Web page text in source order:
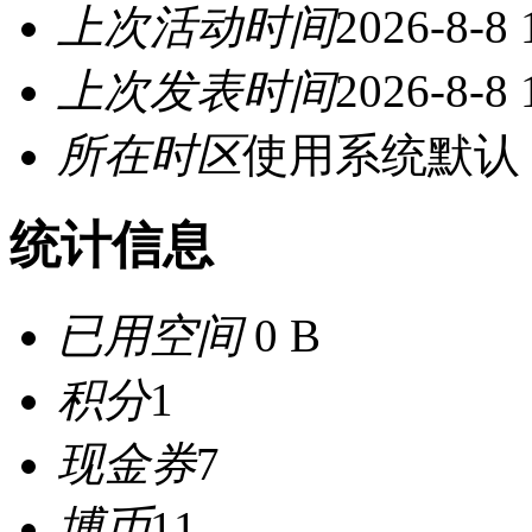
上次活动时间2026-8-8
上次发表时间2026-8-8
所在时区使用系统默认
统计信息
已用空间0 B
积分1
现金券7